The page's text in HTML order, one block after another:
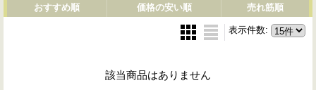
おすすめ順 価格の安い順 売れ筋順
表示件数:
該当商品はありません